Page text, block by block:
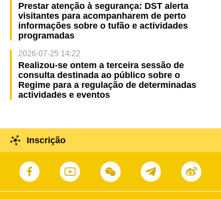
Prestar atenção à segurança: DST alerta
visitantes para acompanharem de perto
informações sobre o tufão e actividades
programadas
2026-07-25 14:22
Realizou-se ontem a terceira sessão de
consulta destinada ao público sobre o
Regime para a regulação de determinadas
actividades e eventos
Inscrição